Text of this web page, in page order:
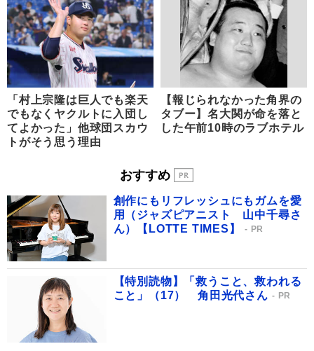
「村上宗隆は巨人でも楽天
でもなくヤクルトに入団し
てよかった」他球団スカウ
トがそう思う理由
【報じられなかった角界の
タブー】名大関が命を落と
した午前10時のラブホテル
おすすめ
創作にもリフレッシュにもガムを愛
用（ジャズピアニスト 山中千尋さ
ん）【LOTTE TIMES】
PR
【特別読物】「救うこと、救われる
こと」（17） 角田光代さん
PR